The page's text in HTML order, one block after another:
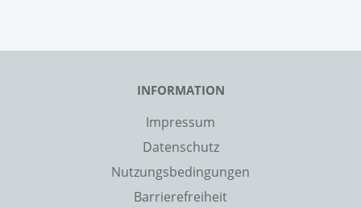
INFORMATION
Impressum
Datenschutz
Nutzungsbedingungen
Barrierefreiheit